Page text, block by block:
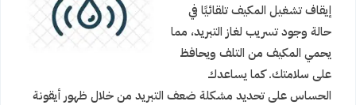
إيقاف تشغيل المكيف تلقائيًا في
حالة وجود تسريب لغاز التبريد، مما
يحمي المكيف من التلف ويحافظ
على سلامتك. كما يساعدك
الحساس على تحديد مشكلة ضعف التبريد من خلال ظهور أيقونة